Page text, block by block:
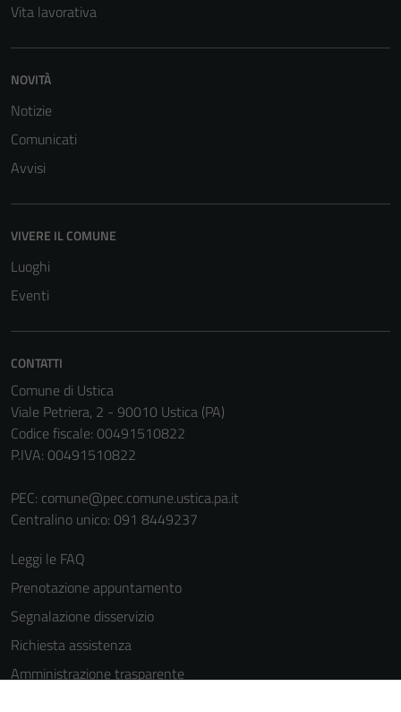
Vita lavorativa
NOVITÀ
Notizie
Comunicati
Avvisi
VIVERE IL COMUNE
Luoghi
Eventi
CONTATTI
Comune di Ustica
Viale Petriera, 2 - 90010 Ustica (PA)
Codice fiscale: 00491510822
P.IVA: 00491510822
PEC: comune@pec.comune.ustica.pa.it
Centralino unico: 091 8449237
Leggi le FAQ
Prenotazione appuntamento
Segnalazione disservizio
Richiesta assistenza
Amministrazione trasparente